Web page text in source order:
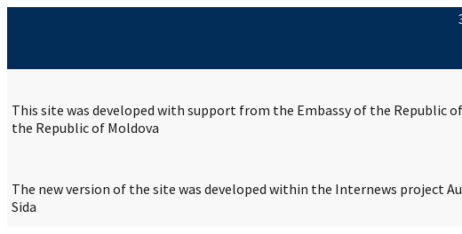
This site was developed with support from the Embassy of the Republic
the Republic of Moldova
The new version of the site was developed within the Internews project
Sida